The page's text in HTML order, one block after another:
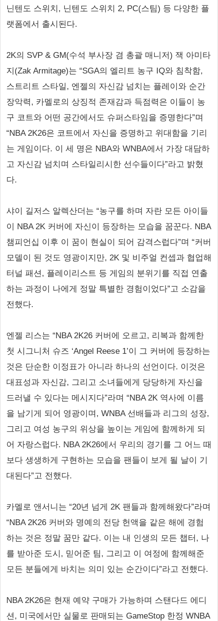
닌텐도 스위치, 닌텐도 스위치 2, PC(스팀) 등 다양한 플
랫폼에서 출시된다.
2K의 SVP & GM(수석 부사장 겸 총괄 매니저) 잭 아미타
지(Zak Armitage)는 “SGA의 엘리트 농구 IQ와 침착함,
스트리트 스타일, 엔젤의 자신감 넘치는 플레이와 순간
장악력, 카멜로의 상징적 존재감과 득점력은 이들이 농
구 코트와 어떤 공간에서도 슈퍼스타임을 증명한다”며
“NBA 2K26은 코트에서 자신을 증명하고 위대함을 기리
는 게임이다. 이 세 명은 NBA와 WNBA에서 가장 대담하
고 자신감 넘치며 스타일리시한 선수들이다”라고 밝혔
다.
샤이 길저스 알렉산더는 “농구를 하며 자란 모든 아이들
이 NBA 2K 커버에 자신이 등장하는 모습을 꿈꾼다. NBA
챔피언십 이후 이 꿈이 현실이 되어 감격스럽다”며 “커버
모델이 된 것도 영광이지만, 2K 및 비주얼 컨셉과 협업해
터널 패션, 플레이리스트 등 게임의 분위기를 직접 연출
하는 과정이 나에게 정말 특별한 경험이었다”고 소감을
전했다.
엔젤 리스는 “NBA 2K26 커버에 오르고, 리복과 함께한
첫 시그니처 슈즈 ‘Angel Reese 1’이 그 커버에 등장하는
것은 단순한 이정표가 아니라 하나의 선언이다. 이것은
대표성과 자신감, 그리고 소녀들에게 당당하게 자신을
드러낼 수 있다는 메시지다”라며 “NBA 2K 역사에 이름
을 남기게 되어 영광이며, WNBA 선배들과 리그의 성장,
그리고 여성 농구의 위상을 높이는 게임에 함께하게 되
어 자랑스럽다. NBA 2K26에서 우리의 경기를 그 어느 때
보다 생생하게 구현하는 모습을 팬들이 보게 될 날이 기
대된다”고 전했다.
카멜로 앤서니는 “20년 넘게 2K 팬들과 함께해왔다”라며
“NBA 2K26 커버와 명예의 전당 헌액을 같은 해에 경험
하는 것은 정말 꿈만 같다. 이는 내 인생의 모든 챕터, 나
를 받아준 도시, 믿어준 팀, 그리고 이 여정에 함께해준
모든 분들에게 바치는 의미 있는 순간이다”라고 전했다.
NBA 2K26은 현재 예약 구매가 가능하며 스탠다드 에디
션, 미국에서만 실물로 판매되는 GameStop 한정 WNBA